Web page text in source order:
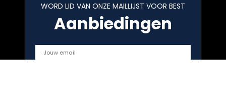
WORD LID VAN ONZE MAILLIJST VOOR BEST
Aanbiedingen